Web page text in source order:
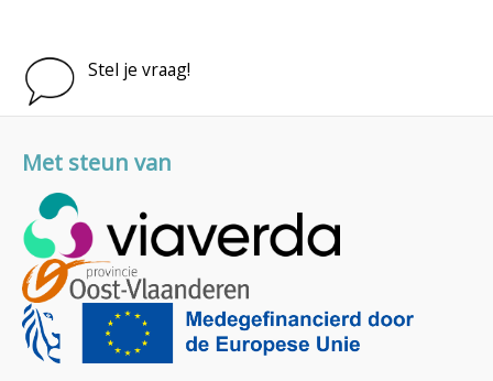
Stel je vraag!
Met steun van